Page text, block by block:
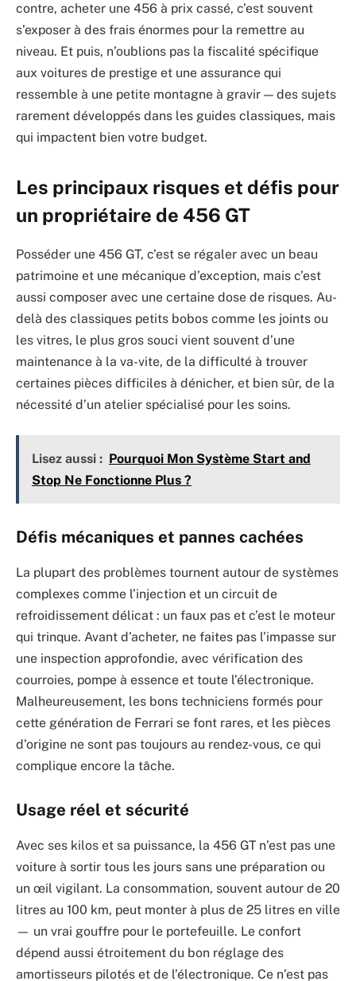
contre, acheter une 456 à prix cassé, c’est souvent
s’exposer à des frais énormes pour la remettre au
niveau. Et puis, n’oublions pas la fiscalité spécifique
aux voitures de prestige et une assurance qui
ressemble à une petite montagne à gravir — des sujets
rarement développés dans les guides classiques, mais
qui impactent bien votre budget.
Les principaux risques et défis pour
un propriétaire de 456 GT
Posséder une 456 GT, c’est se régaler avec un beau
patrimoine et une mécanique d’exception, mais c’est
aussi composer avec une certaine dose de risques. Au-
delà des classiques petits bobos comme les joints ou
les vitres, le plus gros souci vient souvent d’une
maintenance à la va-vite, de la difficulté à trouver
certaines pièces difficiles à dénicher, et bien sûr, de la
nécessité d’un atelier spécialisé pour les soins.
Lisez aussi : Pourquoi Mon Système Start and
Stop Ne Fonctionne Plus ?
Défis mécaniques et pannes cachées
La plupart des problèmes tournent autour de systèmes
complexes comme l’injection et un circuit de
refroidissement délicat : un faux pas et c’est le moteur
qui trinque. Avant d’acheter, ne faites pas l’impasse sur
une inspection approfondie, avec vérification des
courroies, pompe à essence et toute l’électronique.
Malheureusement, les bons techniciens formés pour
cette génération de Ferrari se font rares, et les pièces
d’origine ne sont pas toujours au rendez-vous, ce qui
complique encore la tâche.
Usage réel et sécurité
Avec ses kilos et sa puissance, la 456 GT n’est pas une
voiture à sortir tous les jours sans une préparation ou
un œil vigilant. La consommation, souvent autour de 20
litres au 100 km, peut monter à plus de 25 litres en ville
— un vrai gouffre pour le portefeuille. Le confort
dépend aussi étroitement du bon réglage des
amortisseurs pilotés et de l’électronique. Ce n’est pas